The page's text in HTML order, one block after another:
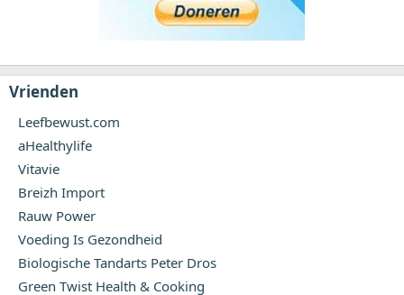
Vrienden
Leefbewust.com
aHealthylife
Vitavie
Breizh Import
Rauw Power
Voeding Is Gezondheid
Biologische Tandarts Peter Dros
Green Twist Health & Cooking